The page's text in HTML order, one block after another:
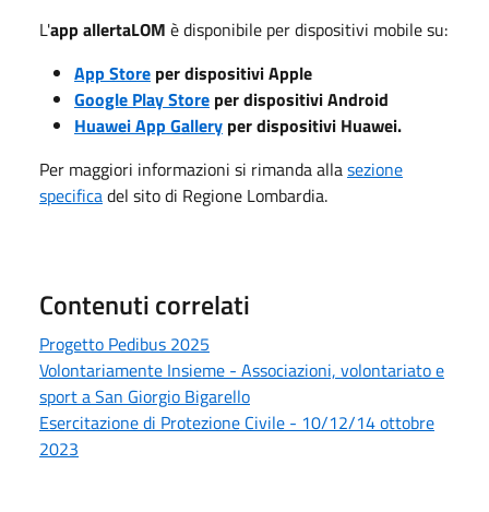
L'app allertaLOM è disponibile per dispositivi mobile su:
App Store per dispositivi Apple
Google Play Store per dispositivi Android
Huawei App Gallery per dispositivi Huawei.
Per maggiori informazioni si rimanda allasezione
specificadel sito di Regione Lombardia.
Contenuti correlati
Progetto Pedibus 2025
Volontariamente Insieme - Associazioni, volontariato e
sport a San Giorgio Bigarello
Esercitazione di Protezione Civile - 10/12/14 ottobre
2023